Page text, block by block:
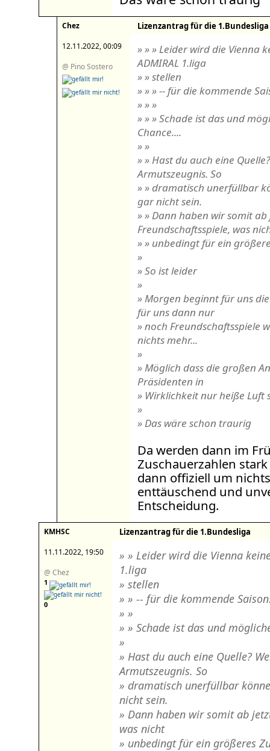
Chez
12.11.2022, 00:09
@ Pino Sostero
Lizenzantrag für die 1.Bundesliga
» » » Leider wird die Vienna
ADMIRAL 1.liga
» » stellen
» » » -- für die kommende
» » »
» » » Schade ist das und
Chance....
» »
» » Hast du auch eine
Armutszeugnis. So
» » dramatisch unerfüllbar
gar nicht sein.
» » Dann haben wir somit
Freundschaftsspiele, was
» » unbedingt für ein
»
» So ist leider
»
» Morgen beginnt für uns
für uns dann nur
» noch Freundschaftsspiele
nichts mehr...
»
» Möglich dass die großen
Präsidenten in
» Wirklichkeit nur heiße Luft
»
» Das wäre schon traurig
Da werden dann im
Zuschauerzahlen
dann offiziell um
enttäuschend und
Entscheidung.
KMHSC
11.11.2022, 19:50
@ Chez
1
0
Lizenzantrag für die 1.Bundesliga
» » Leider wird die Vienna
1.liga
» stellen
» » -- für die kommende
» »
» » Schade ist das und
»
» Hast du auch eine Quelle?
Armutszeugnis. So
» dramatisch unerfüllbar
nicht sein.
» Dann haben wir somit ab
was nicht
» unbedingt für ein größeres